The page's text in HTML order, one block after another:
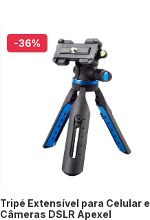
-36%
Tripé Extensível para Celular e
Câmeras DSLR Apexel